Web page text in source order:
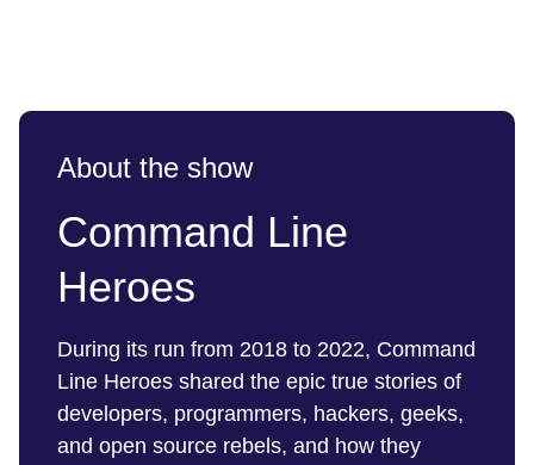
About the show
Command Line
Heroes
During its run from 2018 to 2022, Command
Line Heroes shared the epic true stories of
developers, programmers, hackers, geeks,
and open source rebels, and how they